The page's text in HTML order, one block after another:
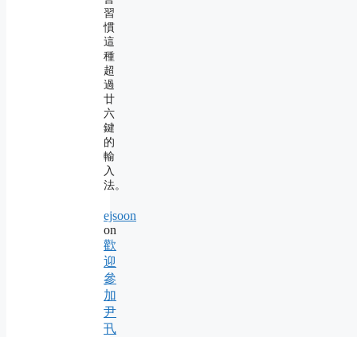
習
慣
這
種
超
過
廿
六
鍵
的
輸
入
法。
ejsoon
on
歡
迎
參
加
尹
卂